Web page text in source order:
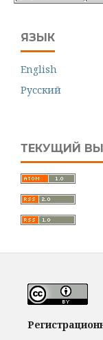
ЯЗЫК
English
Русский
ТЕКУЩИЙ